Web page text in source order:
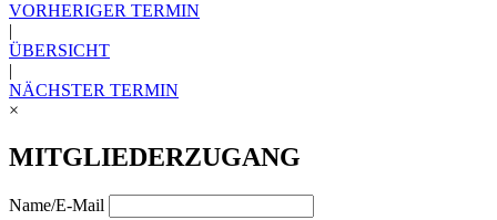
VORHERIGER TERMIN
|
ÜBERSICHT
|
NÄCHSTER TERMIN
×
MITGLIEDERZUGANG
Name/E-Mail